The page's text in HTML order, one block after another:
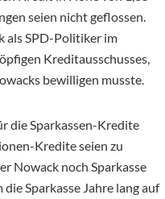
seien nicht geflossen.
als SPD-Politiker im
Kreditausschusses,
bewilligen musste.
die Sparkassen-Kredite
Kredite seien zu
Nowack noch Sparkasse
Sparkasse Jahre lang auf